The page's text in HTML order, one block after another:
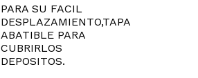
PARA SU FACIL
DESPLAZAMIENTO,TAPA
ABATIBLE PARA
CUBRIRLOS
DEPOSITOS.